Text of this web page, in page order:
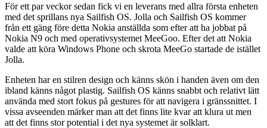
För ett par veckor sedan fick vi en leverans med allra första enheten
med det sprillans nya Sailfish OS. Jolla och Sailfish OS kommer
från ett gäng före detta Nokia anställda som efter att ha jobbat på
Nokia N9 och med operativsystemet MeeGoo. Efter det att Nokia
valde att köra Windows Phone och skrota MeeGo startade de istället
Jolla.
Enheten har en stilren design och känns skön i handen även om den
ibland känns något plastig. Sailfish OS känns snabbt och relativt lätt
använda med stort fokus på gestures för att navigera i gränssnittet. I
vissa avseenden märker man att det finns lite kvar att klura ut men
att det finns stor potential i det nya systemet är solklart.